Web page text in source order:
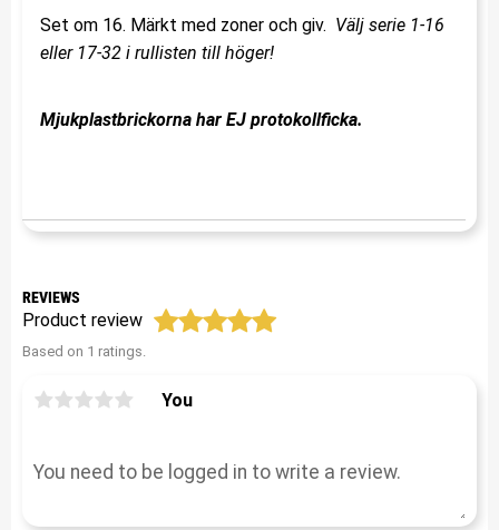
Set om 16. Märkt med zoner och giv. Välj serie 1-16
eller 17-32 i rullisten till höger!
Mjukplastbrickorna har EJ protokollficka.
REVIEWS
Product review
Based on 1 ratings.
You